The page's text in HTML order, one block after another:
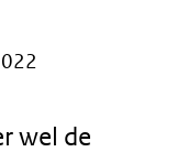
wel de